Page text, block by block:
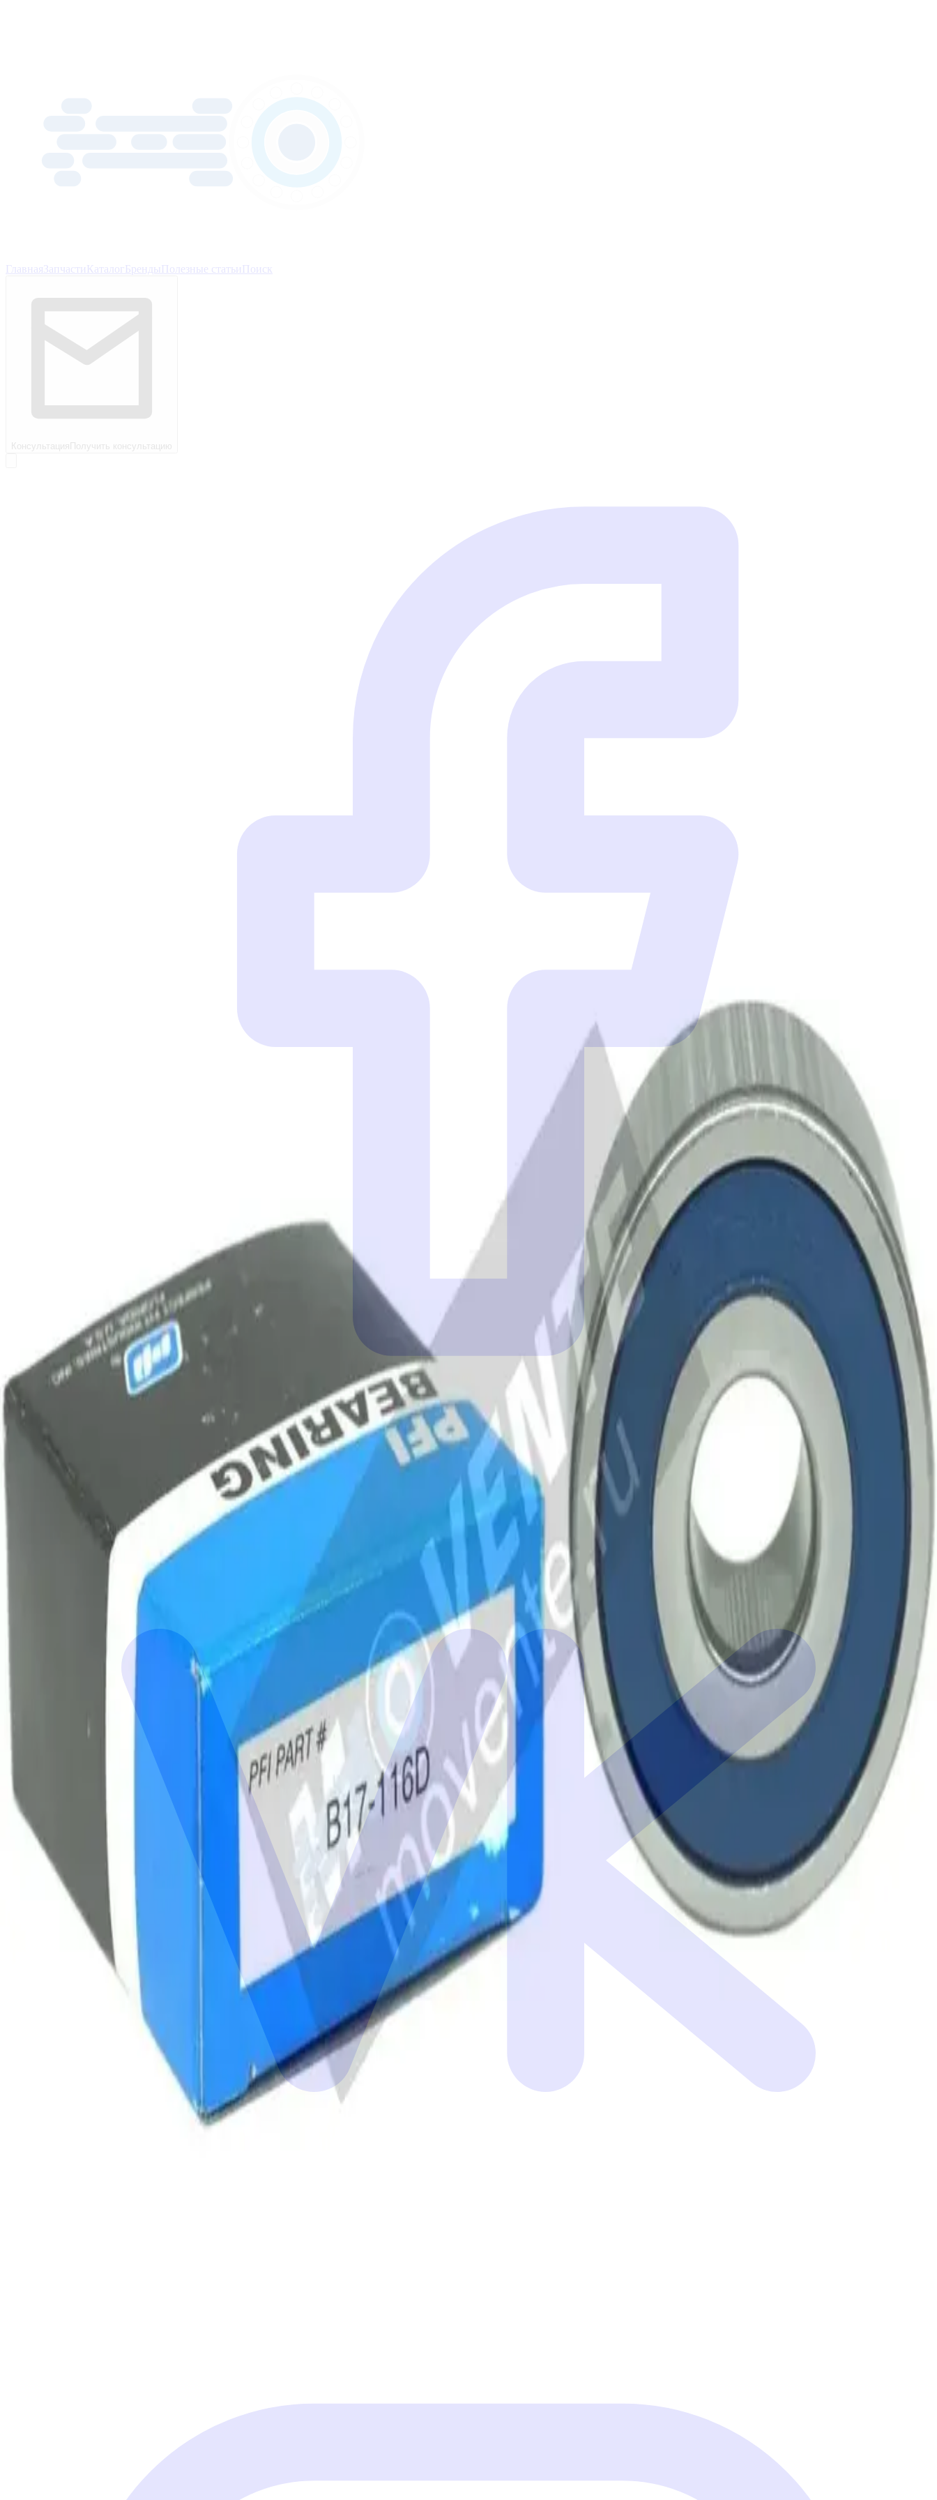
Главная Запчасти КаталогБренды Полезные статьи Поиск
Консультация Получить консультацию